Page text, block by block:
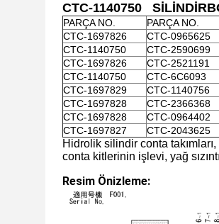
CTC-1140750 ​
SİLİNDİR
PARÇA NO. PARÇA NO.
CTC-1697826
CTC-0965625
CTC-1140750
CTC-2590699
CTC-1697826
CTC-2521191
CTC-1140750
CTC-6C6093
CTC-1697829
CTC-1140756
CTC-1697828
CTC-2366368
CTC-1697828
CTC-0964402
CTC-1697827
CTC-2043625
Hidrolik silindir conta
conta kitlerinin işlevi, yağ
Resim Önizleme: